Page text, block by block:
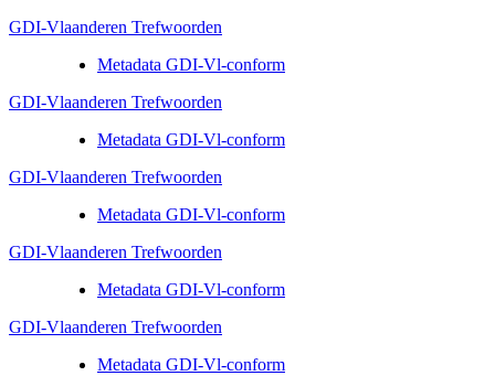
GDI-Vlaanderen Trefwoorden
Metadata GDI-Vl-conform
GDI-Vlaanderen Trefwoorden
Metadata GDI-Vl-conform
GDI-Vlaanderen Trefwoorden
Metadata GDI-Vl-conform
GDI-Vlaanderen Trefwoorden
Metadata GDI-Vl-conform
GDI-Vlaanderen Trefwoorden
Metadata GDI-Vl-conform